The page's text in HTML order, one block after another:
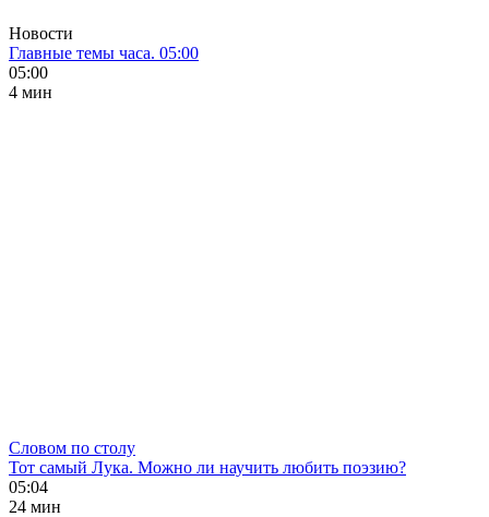
Новости
Главные темы часа. 05:00
05:00
4 мин
Словом по столу
Тот самый Лука. Можно ли научить любить поэзию?
05:04
24 мин